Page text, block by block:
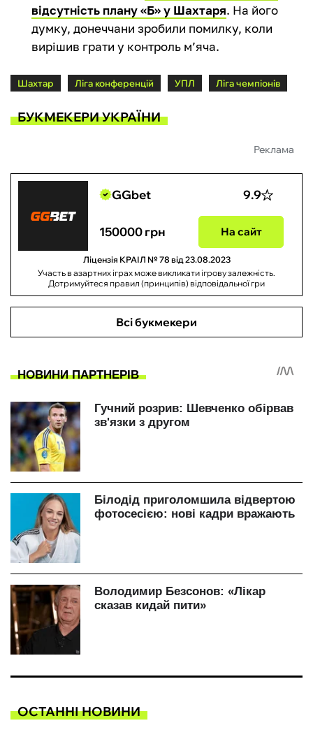
відсутність плану «Б» у Шахтаря. На його
думку, донеччани зробили помилку, коли
вирішив грати у контроль м’яча.
Шахтар Ліга конференцій УПЛ Ліга чемпіонів
БУКМЕКЕРИ УКРАЇНИ
Реклама
GGbet 9.9
150000 грн На сайт
Ліцензія КРАІЛ № 78 від 23.08.2023
Участь в азартних іграх може викликати ігрову залежність.
Дотримуйтеся правил (принципів) відповідальної гри
Всі букмекери
ОСТАННІ НОВИНИ